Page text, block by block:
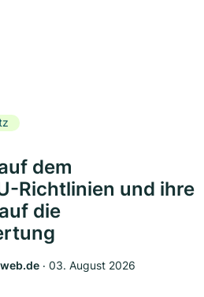
dem
Richtlinien und ihre
die
‧ 03. August 2026